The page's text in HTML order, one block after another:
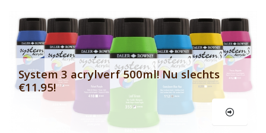
System 3 acrylverf 500ml! Nu slechts
€11.95!